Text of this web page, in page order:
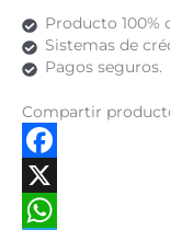
Producto 100%
Sistemas de
Pagos seguros.
Compartir
Facebook
X